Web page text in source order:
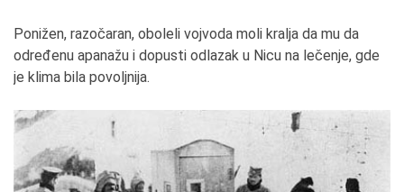
Ponižen, razočaran, oboleli vojvoda moli kralja da mu da
određenu apanažu i dopusti odlazak u Nicu na lečenje, gde
je klima bila povoljnija.